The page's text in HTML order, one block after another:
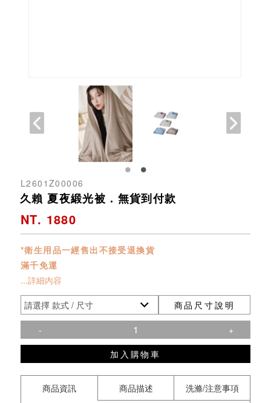
L2601Z00006
久賴 夏夜緞光被．無貨到付款
NT. 1880
*衛生用品一經售出不接受退換貨
滿千免運
...詳細內容
商品尺寸說明
-
+
加入購物車
商品資訊 商品描述 洗滌/注意事項